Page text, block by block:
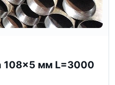
108×5 мм L=3000